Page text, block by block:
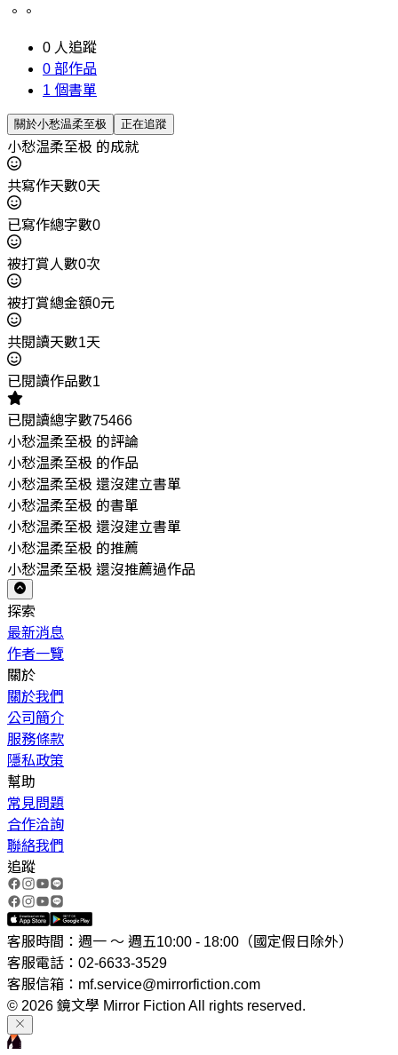
。。
0 人追蹤
0 部作品
1 個書單
關於小愁温柔至极 正在追蹤
小愁温柔至极 的成就
共寫作天數0天
已寫作總字數0
被打賞人數0次
被打賞總金額0元
共閱讀天數1天
已閱讀作品數1
已閱讀總字數75466
小愁温柔至极 的評論
小愁温柔至极 的作品
小愁温柔至极 還沒建立書單
小愁温柔至极 的書單
小愁温柔至极 還沒建立書單
小愁温柔至极 的推薦
小愁温柔至极 還沒推薦過作品
探索
最新消息
作者一覽
關於
關於我們
公司簡介
服務條款
隱私政策
幫助
常見問題
合作洽詢
聯絡我們
追蹤
客服時間：週一 ～ 週五10:00 - 18:00（國定假日除外）
客服電話：02-6633-3529
客服信箱：mf.service@mirrorfiction.com
© 2026 鏡文學 Mirror Fiction All rights reserved.